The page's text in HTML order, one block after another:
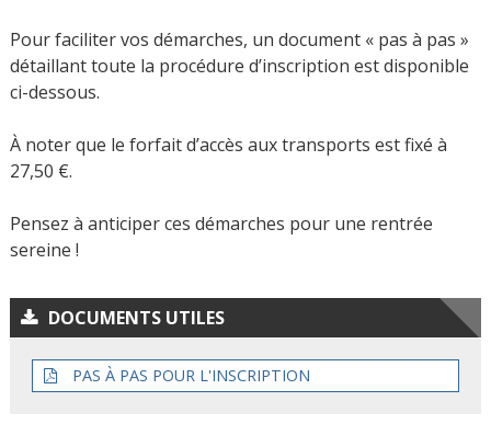
Pour faciliter vos démarches, un document « pas à pas »
détaillant toute la procédure d’inscription est disponible
ci-dessous.
À noter que le forfait d’accès aux transports est fixé à
27,50 €.
Pensez à anticiper ces démarches pour une rentrée
sereine !
DOCUMENTS UTILES
PAS À PAS POUR L'INSCRIPTION